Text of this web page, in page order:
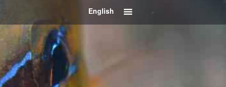
English